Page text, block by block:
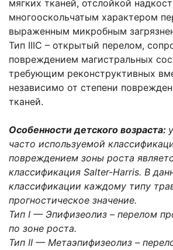
мягких тканей, отслойкой
многооскольчатым характером
выраженным микробным
Тип IIIC – открытый перелом,
повреждением магистральных
требующим реконструктивных
независимо от степени
тканей.
Особенности детского возраста:
часто используемой
повреждением зоны роста
классификация Salter-Harris. В
классификации каждому типу
прогностическое значение.
Тип I — Эпифизеолиз – перелом
по зоне роста.
Тип II — Метаэпифизеолиз –